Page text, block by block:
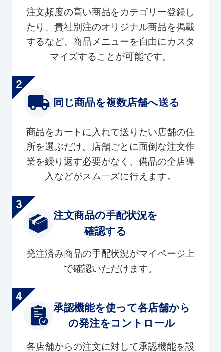
注文頻度の高い商品をカテゴリー登録し
たり、貴社別注のオリジナル商品を掲載
するなど、商品メニューを自由にカスタ
マイズすることが可能です。
同じ商品を複数店舗へ送る
商品をカートに入れて送りたい店舗の住
所を選ぶだけ。店舗ごとに面倒な注文作
業を繰り返す必要がなく、備品の全店導
入などがスムーズに行えます。
注文商品の手配状況を
確認する
発注済み商品の手配状況がマイページ上
で確認いただけます。
承認機能を使って各店舗から
の発注をコントロール
各店舗からの注文に対して承認機能を設